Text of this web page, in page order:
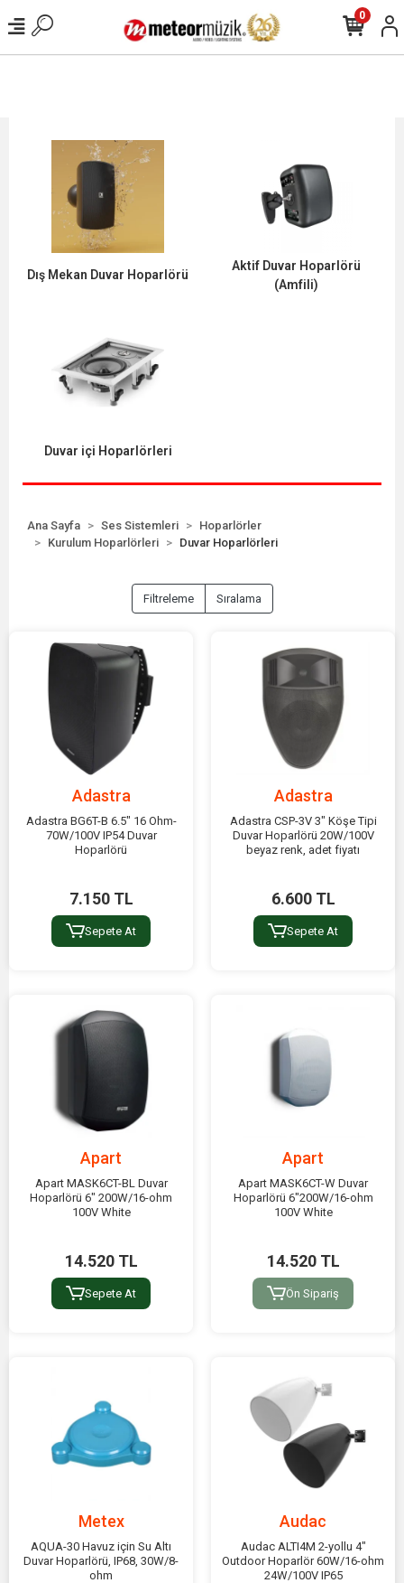
0
Dış Mekan Duvar Hoparlörü
Aktif Duvar Hoparlörü
(Amfili)
Duvar içi Hoparlörleri
Ana Sayfa Ses Sistemleri
Hoparlörler
Kurulum Hoparlörleri
Duvar Hoparlörleri
Filtreleme Sıralama
Adastra
Adastra BG6T-B 6.5" 16 Ohm-
70W/100V IP54 Duvar
Hoparlörü
7.150 TL
Sepete At
Adastra
Adastra CSP-3V 3" Köşe Tipi
Duvar Hoparlörü 20W/100V
beyaz renk, adet fiyatı
6.600 TL
Sepete At
Apart
Apart MASK6CT-BL Duvar
Hoparlörü 6" 200W/16-ohm
100V White
14.520 TL
Sepete At
Apart
Apart MASK6CT-W Duvar
Hoparlörü 6"200W/16-ohm
100V White
14.520 TL
Ön Sipariş
Metex
AQUA-30 Havuz için Su Altı
Duvar Hoparlörü, IP68, 30W/8-
ohm
Audac
Audac ALTI4M 2-yollu 4"
Outdoor Hoparlör 60W/16-ohm
24W/100V IP65